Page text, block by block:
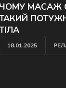
МАСАЖ
18.01.2025